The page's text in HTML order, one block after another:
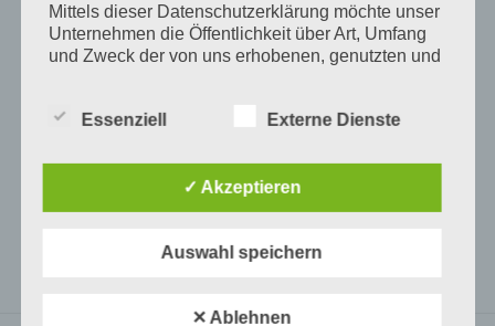
spiegelverkehrt,
und ich bin es auch.
Ich komme mir vor,
das man gerade auf dem
Fußboden ausgekippt hat.
// © Antje Münch-Lieblang
Mittels dieser Datenschutzerklärung möchte unser
Unternehmen die Öffentlichkeit über Art, Umfang
und Zweck der von uns erhobenen, genutzten und
mittels dieser Datenschutzerklärung über die ihnen
Wir haben als für die Verarbeitung Verantwortlicher
zahlreiche technische und organisatorische
lückenlosen Schutz der über diese Internetseite
Essenziell Externe Dienste
✓ Akzeptieren
Auswahl speichern
✕ Ablehnen